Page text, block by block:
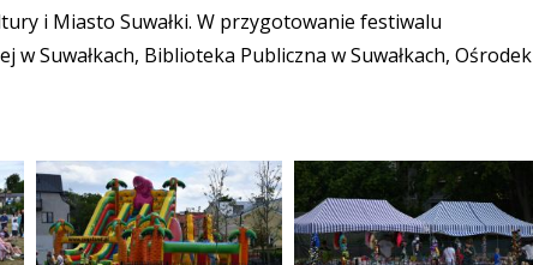
i Miasto Suwałki. W przygotowanie festiwalu
Suwałkach, Biblioteka Publiczna w Suwałkach, Ośrodek